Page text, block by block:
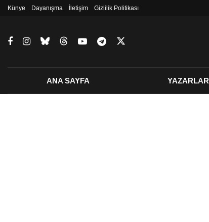
Künye Dayanışma İletişim Gizlilik Politikası
ANA SAYFA YAZARLAR